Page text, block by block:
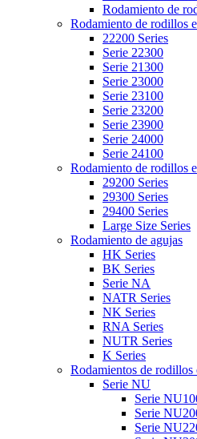
Rodamiento de
Rodamiento de rodillos
22200 Series
Serie 22300
Serie 21300
Serie 23000
Serie 23100
Serie 23200
Serie 23900
Serie 24000
Serie 24100
Rodamiento de rodillos
29200 Series
29300 Series
29400 Series
Large Size Series
Rodamiento de agujas
HK Series
BK Series
Serie NA
NATR Series
NK Series
RNA Series
NUTR Series
K Series
Rodamientos de
Serie NU
Serie
Serie
Serie